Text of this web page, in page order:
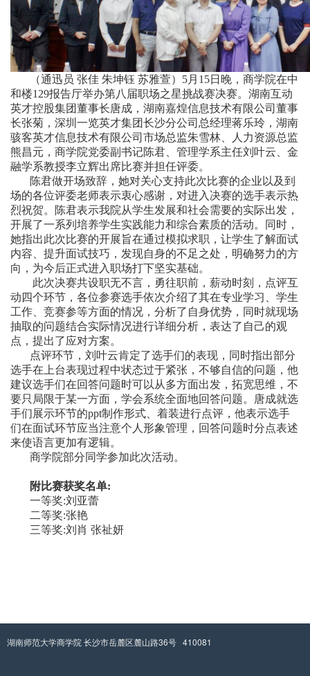
（通迅员 张佳 朱坤钰 苏雅萱）5月15日晚，商学院在中
和楼129报告厅举办第八届职场之星挑战赛决赛。湖南互动
英才控股集团董事长唐成，湖南嘉煌信息技术有限公司董事
长张菊，深圳一览英才集团长沙分公司总经理蒋乐玲，湖南
骇客英才信息技术有限公司市场总监朱雪林、人力资源总监
熊昌元，商学院党委副书记陈君、管理学系主任刘叶云、金
融学系教授李立辉出席比赛并担任评委。
陈君做开场致辞，她对关心支持此次比赛的企业以及到
场的各位评委老师表示衷心感谢，对进入决赛的选手表示热
烈祝贺。陈君表示我院从学生发展和社会需要的实际出发，
开展了一系列培养学生实践能力和综合素质的活动。同时，
她指出此次比赛的开展旨在通过模拟求职，让学生了解面试
内容、提升面试技巧，发现自身的不足之处，明确努力的方
向，为今后正式进入职场打下坚实基础。
此次决赛共设职无不言，勇往职前，薪动时刻，点评互
动四个环节，各位参赛选手依次介绍了其在专业学习、学生
工作、竞赛参等方面的情况，分析了自身优势，同时就现场
抽取的问题结合实际情况进行详细分析，表达了自己的观
点，提出了应对方案。
点评环节，刘叶云肯定了选手们的表现，同时指出部分
选手在上台表现过程中状态过于紧张，不够自信的问题，他
建议选手们在回答问题时可以从多方面出发，拓宽思维，不
要只局限于某一方面，学会系统全面地回答问题。唐成就选
手们展示环节的ppt制作形式、着装进行点评，他表示选手
们在面试环节应当注意个人形象管理，回答问题时分点表述
来使语言更加有逻辑。
商学院部分同学参加此次活动。
附比赛获奖名单:
一等奖:刘亚蕾
二等奖:张艳
三等奖:刘肖 张祉妍
湖南师范大学商学院 长沙市岳麓区麓山路36号 410081